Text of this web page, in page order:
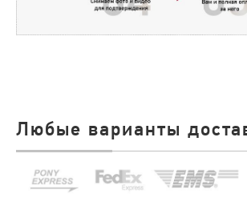
Любые варианты